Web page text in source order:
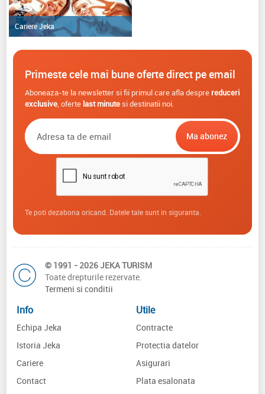
Cariere Jeka
Primeste cele mai bune oferte direct pe email
Aboneaza-te la newsletter si fii primul care afla despre reduceri
exclusive, oferte last minutesi destinatii noi.
Te poti dezabona oricand. Datele tale sunt in siguranta.
© 1991 - 2026 JEKA TURISM
Toate drepturile rezervate.
Termeni si conditii
Info
Echipa Jeka
Istoria Jeka
Cariere
Contact
Utile
Contracte
Protectia datelor
Asigurari
Plata esalonata